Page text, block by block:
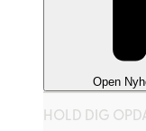
Open
HOLD DIG